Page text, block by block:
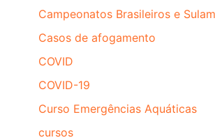
Campeonatos Brasileiros e
Casos de afogamento
COVID
COVID-19
Curso Emergências Aquáticas
cursos